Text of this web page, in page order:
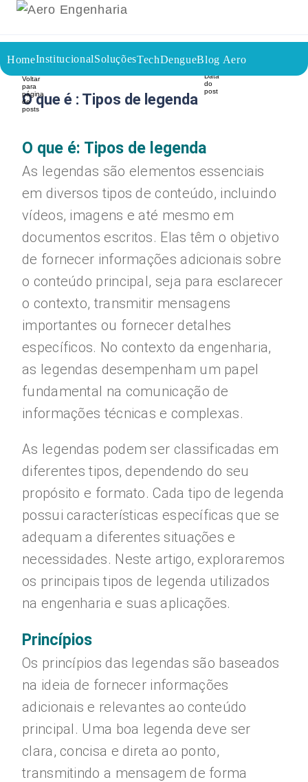
HomeInstitucionalSoluçõesTechDengueBlog Aero
16/08/2023
Voltar a página inicial do blog
O que é : Tipos de legenda
O que é: Tipos de legenda
As legendas são elementos essenciais
em diversos tipos de conteúdo, incluindo
vídeos, imagens e até mesmo em
documentos escritos. Elas têm o objetivo
de fornecer informações adicionais sobre
o conteúdo principal, seja para esclarecer
o contexto, transmitir mensagens
importantes ou fornecer detalhes
específicos. No contexto da engenharia,
as legendas desempenham um papel
fundamental na comunicação de
informações técnicas e complexas.
As legendas podem ser classificadas em
diferentes tipos, dependendo do seu
propósito e formato. Cada tipo de legenda
possui características específicas que se
adequam a diferentes situações e
necessidades. Neste artigo, exploraremos
os principais tipos de legenda utilizados
na engenharia e suas aplicações.
Princípios
Os princípios das legendas são baseados
na ideia de fornecer informações
adicionais e relevantes ao conteúdo
principal. Uma boa legenda deve ser
clara, concisa e direta ao ponto,
transmitindo a mensagem de forma